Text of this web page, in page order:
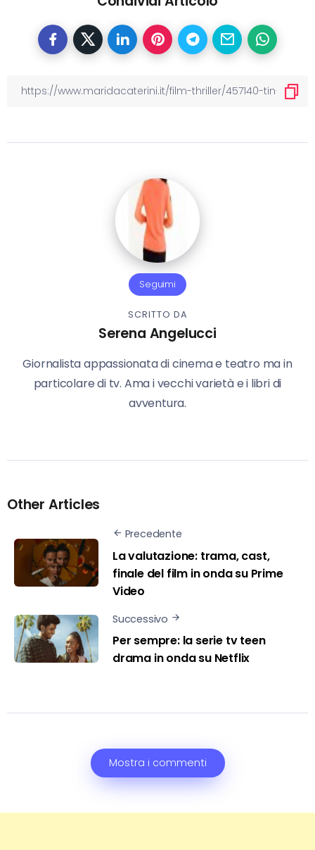
Seguimi
SCRITTO DA
Serena Angelucci
Giornalista appassionata di cinema e teatro ma in
particolare di tv. Ama i vecchi varietà e i libri di
avventura.
Other Articles
Precedente
La valutazione: trama, cast,
finale del film in onda su Prime
Video
Successivo
Per sempre: la serie tv teen
drama in onda su Netflix
Mostra i commenti